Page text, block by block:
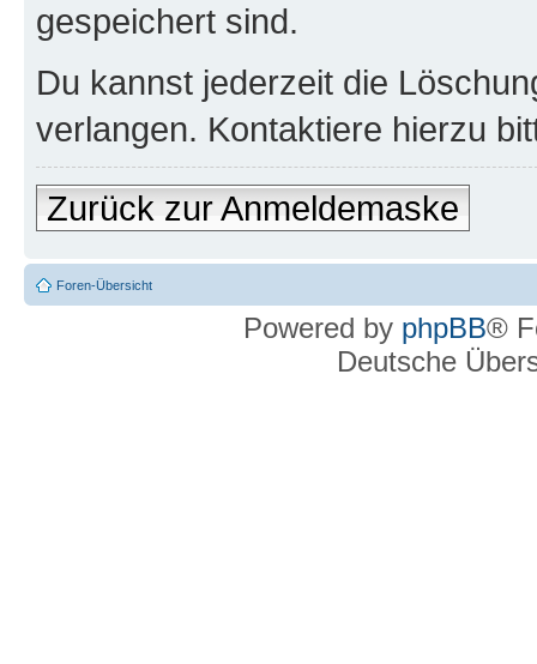
gespeichert sind.
Du kannst jederzeit die
verlangen. Kontaktiere hierzu
Zurück zur Anmeldemaske
Foren-Übersicht
Powered by phpBB®
Deutsche